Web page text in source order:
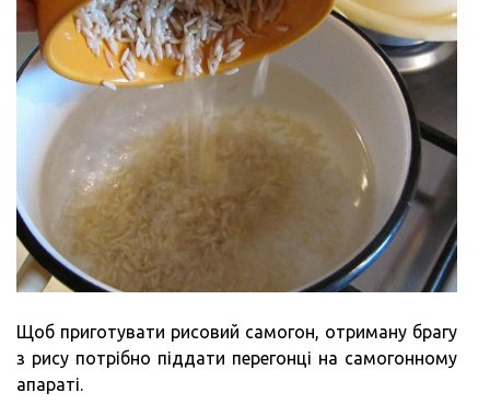
Щоб приготувати рисовий самогон, отриману брагу
з рису потрібно піддати перегонці на самогонному
апараті.